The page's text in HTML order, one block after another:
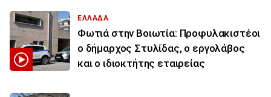
ΕΛΛΑΔΑ
Φωτιά στην Βοιωτία: Προφυλακιστέοι
ο δήμαρχος Στυλίδας, ο εργολάβος
και ο ιδιοκτήτης εταιρείας